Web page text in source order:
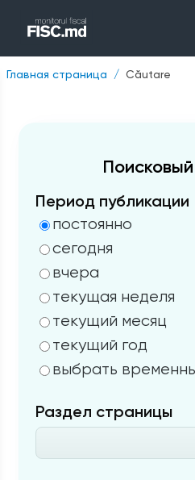
Главная страница Căutare
Период публикации
постоянно
сегодня
вчера
текущая неделя
текущий месяц
текущий год
выбрать
Раздел страницы